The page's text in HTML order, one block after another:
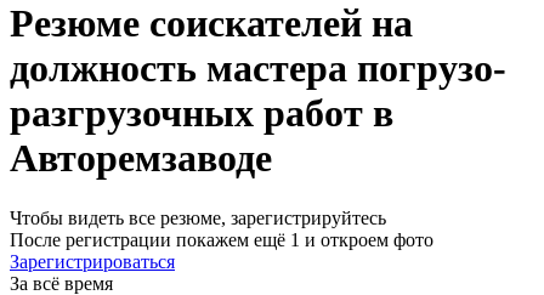
Резюме соискателей на
должность мастера погрузо-
разгрузочных работ в
Авторемзаводе
Чтобы видеть все резюме, зарегистрируйтесь
После регистрации покажем ещё 1 и откроем фото
Зарегистрироваться
За всё время